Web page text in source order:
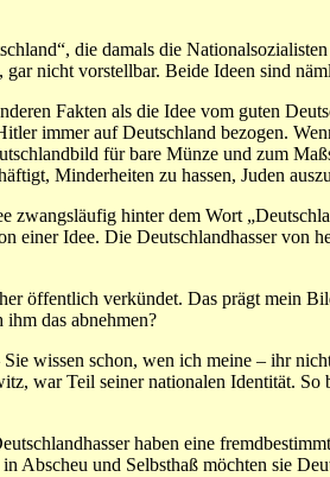
die damals die
nicht vorstellbar. Beide Ideen sind
Fakten als die Idee vom guten
immer auf Deutschland bezogen.
für bare Münze und zum
Minderheiten zu hassen, Juden
zwangsläufig hinter dem Wort
einer Idee. Die Deutschlandhasser
öffentlich verkündet. Das prägt mein
das abnehmen?
wissen schon, wen ich meine – ihr
war Teil seiner nationalen Identität.
haben eine
Abscheu und Selbsthaß möchten sie